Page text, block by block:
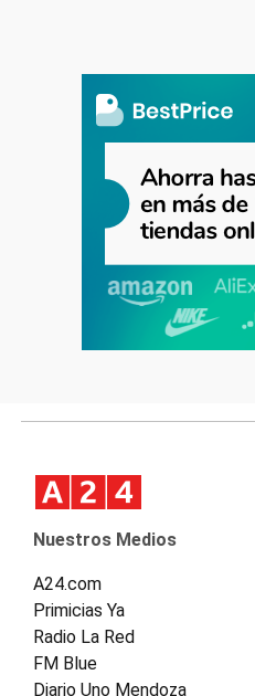
Nuestros Medios
A24.com
Primicias Ya
Radio La Red
FM Blue
Diario Uno Mendoza